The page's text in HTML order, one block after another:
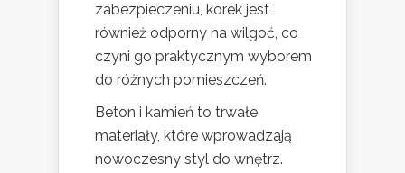
zabezpieczeniu, korek jest
również odporny na wilgoć, co
czyni go praktycznym wyborem
do różnych pomieszczeń.
Beton i kamień to trwałe
materiały, które wprowadzają
nowoczesny styl do wnętrz.